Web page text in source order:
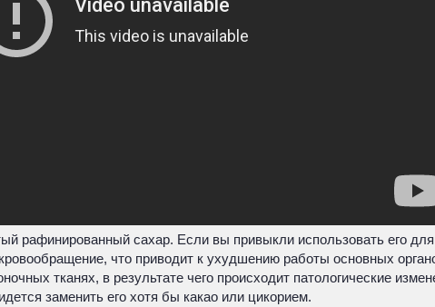
рафинированный сахар. Если вы привыкли использовать его
что приводит к ухудшению работы основных
тканях, в результате чего происходит патологические
заменить его хотя бы какао или цикорием.